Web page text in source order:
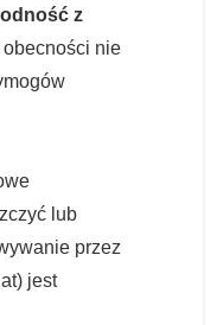
z
obecności nie
lub
przez
jest